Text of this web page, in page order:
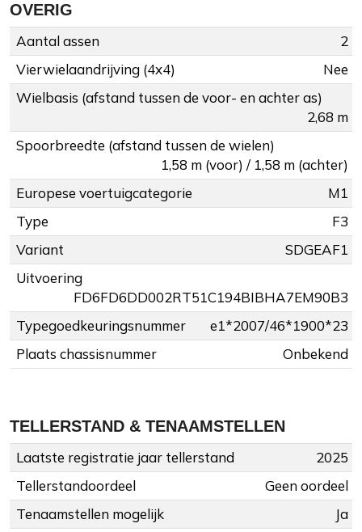
OVERIG
Aantal assen
2
Vierwielaandrijving (4x4)
Nee
Wielbasis (afstand tussen de voor- en achter as)
2,68 m
Spoorbreedte (afstand tussen de wielen)
1,58 m (voor) / 1,58 m (achter)
Europese voertuigcategorie
M1
Type
F3
Variant
SDGEAF1
Uitvoering
FD6FD6DD002RT51C194BIBHA7EM90B3
Typegoedkeuringsnummer
e1*2007/46*1900*23
Plaats chassisnummer
Onbekend
TELLERSTAND & TENAAMSTELLEN
Laatste registratie jaar tellerstand
2025
Tellerstandoordeel
Geen oordeel
Tenaamstellen mogelijk
Ja